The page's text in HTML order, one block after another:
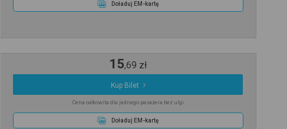
Doładuj EM-kartę
15,69 zł
Kup Bilet
Cena całkowita dla jednego pasażera bez ulgi
Doładuj EM-kartę